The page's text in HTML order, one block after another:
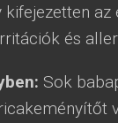
és
Sok